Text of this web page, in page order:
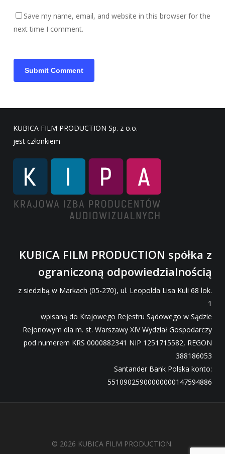
Save my name, email, and website in this browser for the
next time I comment.
KUBICA FILM PRODUCTION Sp. z o.o.
jest członkiem
KUBICA FILM PRODUCTION spółka z
ograniczoną odpowiedzialnością
z siedzibą w Markach (05-270), ul. Leopolda Lisa Kuli 68 lok.
1
wpisaną do Krajowego Rejestru Sądowego w Sądzie
Rejonowym dla m. st. Warszawy XIV Wydział Gospodarczy
pod numerem KRS 0000882341 NIP 1251715582, REGON
388186053
Santander Bank Polska konto:
55109025900000000147594886
© 2026 KUBICA FILM PRODUCTION.